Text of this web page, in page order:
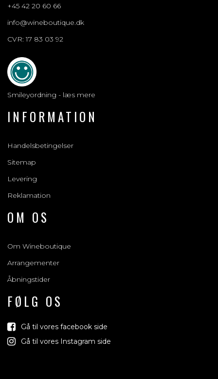
+45 42 20 60 66
info@wineboutique.dk
CVR: 17 83 03 92
Smileyordning - læs mere
INFORMATION
Handelsbetingelser
Sitemap
Levering
Reklamation
OM OS
Om Wineboutique
Arrangementer
Åbningstider
FØLG OS
Gå til vores facebook side
Gå til vores Instagram side